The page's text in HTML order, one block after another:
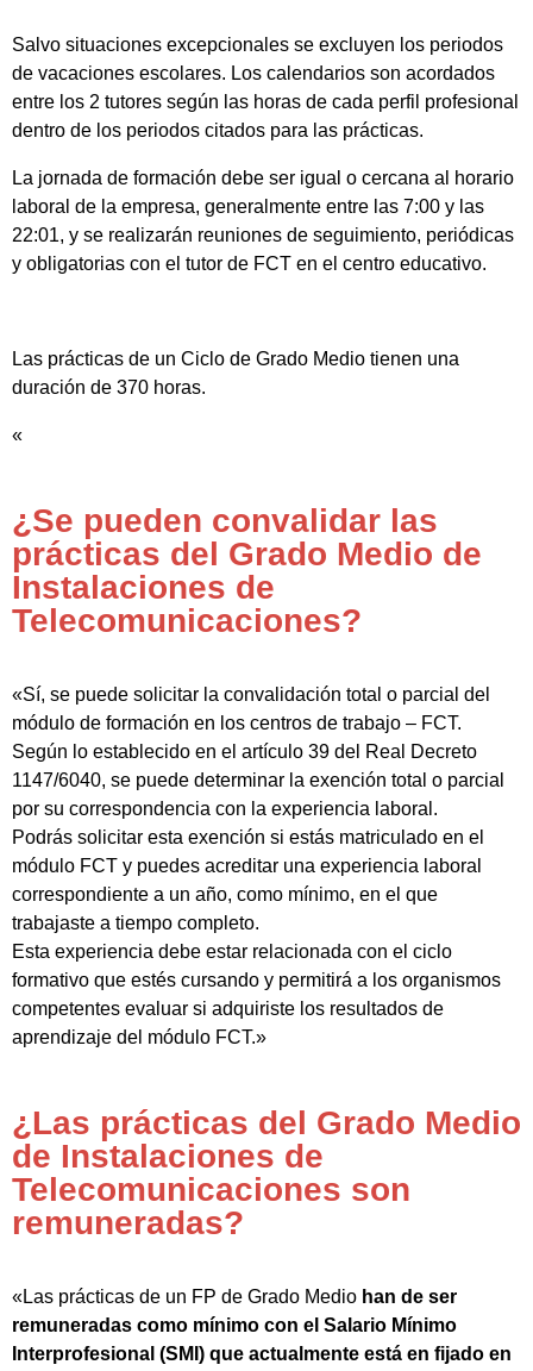
Salvo situaciones excepcionales se excluyen los periodos
de vacaciones escolares. Los calendarios son acordados
entre los 2 tutores según las horas de cada perfil profesional
dentro de los periodos citados para las prácticas.
La jornada de formación debe ser igual o cercana al horario
laboral de la empresa, generalmente entre las 7:00 y las
22:01, y se realizarán reuniones de seguimiento, periódicas
y obligatorias con el tutor de FCT en el centro educativo.
Las prácticas de un Ciclo de Grado Medio tienen una
duración de 370 horas.
«
¿Se pueden convalidar las
prácticas del Grado Medio de
Instalaciones de
Telecomunicaciones?
«Sí, se puede solicitar la convalidación total o parcial del
módulo de formación en los centros de trabajo – FCT.
Según lo establecido en el artículo 39 del Real Decreto
1147/6040, se puede determinar la exención total o parcial
por su correspondencia con la experiencia laboral.
Podrás solicitar esta exención si estás matriculado en el
módulo FCT y puedes acreditar una experiencia laboral
correspondiente a un año, como mínimo, en el que
trabajaste a tiempo completo.
Esta experiencia debe estar relacionada con el ciclo
formativo que estés cursando y permitirá a los organismos
competentes evaluar si adquiriste los resultados de
aprendizaje del módulo FCT.»
¿Las prácticas del Grado Medio
de Instalaciones de
Telecomunicaciones son
remuneradas?
«Las prácticas de un FP de Grado Medio han de ser
remuneradas como mínimo con el Salario Mínimo
Interprofesional (SMI) que actualmente está en fijado en